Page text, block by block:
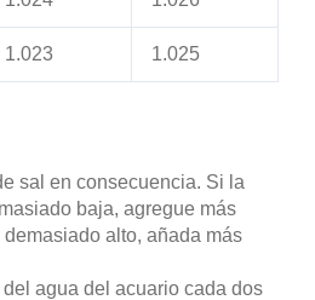
1.023 1.025
sal en consecuencia. Si la
baja, agregue más
alto, añada más
agua del acuario cada dos